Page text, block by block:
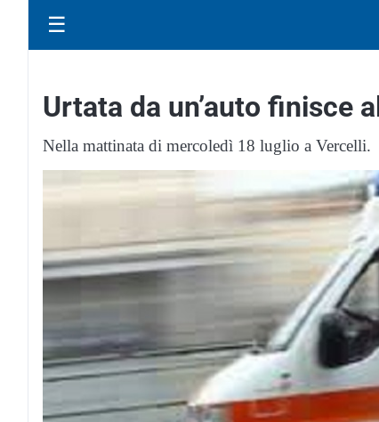
☰
Urtata da un’auto finisce
Nella mattinata di mercoledì 18 luglio a Vercelli.